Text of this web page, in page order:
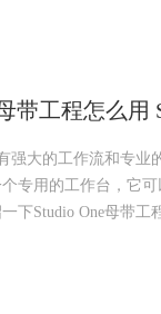
带工程怎么用
强大的工作流和专
专用的工作台，它
下Studio One母带工